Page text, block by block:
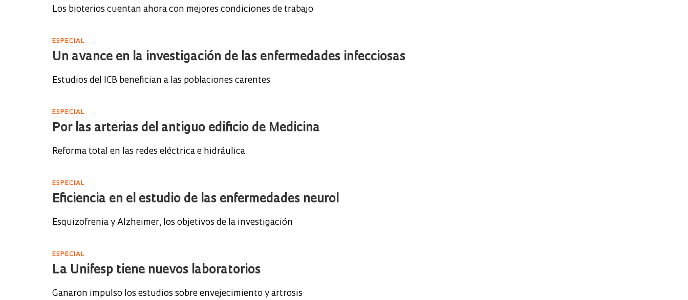
Los bioterios cuentan ahora con mejores condiciones de trabajo
ESPECIAL
Un avance en la investigación de las enfermedades infecciosas
Estudios del ICB benefician a las poblaciones carentes
ESPECIAL
Por las arterias del antiguo edificio de Medicina
Reforma total en las redes eléctrica e hidráulica
ESPECIAL
Eficiencia en el estudio de las enfermedades neurol
Esquizofrenia y Alzheimer, los objetivos de la investigación
ESPECIAL
La Unifesp tiene nuevos laboratorios
Ganaron impulso los estudios sobre envejecimiento y artrosis